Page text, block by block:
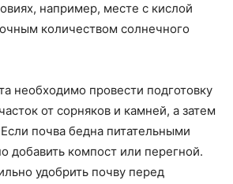
например, месте с кислой
количеством солнечного
необходимо провести подготовку
от сорняков и камней, а затем
почва бедна питательными
добавить компост или перегной.
удобрить почву перед